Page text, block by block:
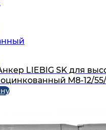
LIEBIG SK для
M8-12/55/